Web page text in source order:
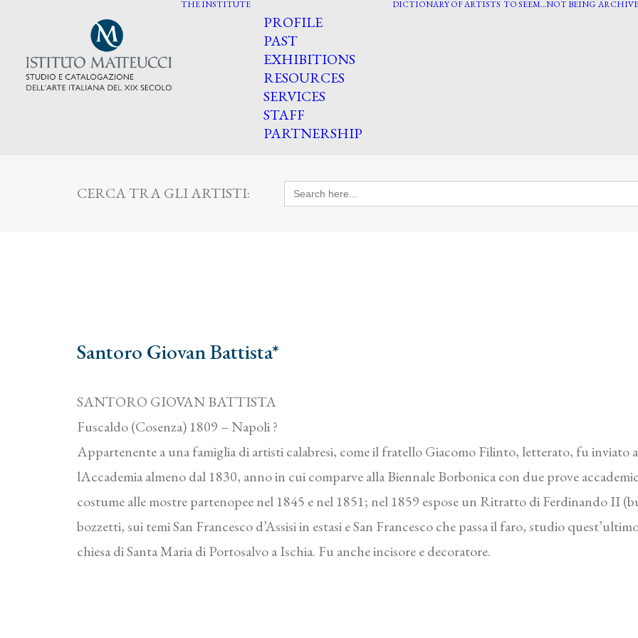
THE INSTITUTE
PROFILE
PAST
EXHIBITIONS
RESOURCES
SERVICES
STAFF
PARTNERSHIP
DICTIONARY OF ARTISTS TO SEEM…NOT BEING
CERCA TRA GLI ARTISTI: Search
for:
Santoro Giovan Battista*
SANTORO GIOVAN BATTISTA
Fuscaldo (Cosenza) 1809 – Napoli ?
Appartenente a una famiglia di artisti calabresi, come il fratello Giacomo Filinto, letterato, fu inviato
lAccademia almeno dal 1830, anno in cui comparve alla Biennale Borbonica con due prove
costume alle mostre partenopee nel 1845 e nel 1851; nel 1859 espose un Ritratto di Ferdinando II
bozzetti, sui temi San Francesco d’Assisi in estasi e San Francesco che passa il faro, studio
chiesa di Santa Maria di Portosalvo a Ischia. Fu anche incisore e decoratore.